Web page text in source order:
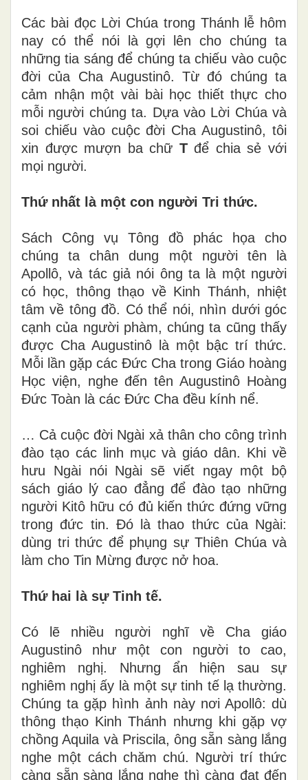
Các bài đọc Lời Chúa trong Thánh lễ hôm
nay có thể nói là gợi lên cho chúng ta
những tia sáng để chúng ta chiếu vào cuộc
đời của Cha Augustinô. Từ đó chúng ta
cảm nhận một vài bài học thiết thực cho
mỗi người chúng ta. Dựa vào Lời Chúa và
soi chiếu vào cuộc đời Cha Augustinô, tôi
xin được mượn ba chữ Tđể chia sẻ với
mọi người.
Thứ nhất là một con người Tri thức.
Sách Công vụ Tông đồ phác họa cho
chúng ta chân dung một người tên là
Apollô, và tác giả nói ông ta là một người
có học, thông thạo về Kinh Thánh, nhiệt
tâm về tông đồ. Có thể nói, nhìn dưới góc
cạnh của người phàm, chúng ta cũng thấy
được Cha Augustinô là một bậc trí thức.
Mỗi lần gặp các Đức Cha trong Giáo hoàng
Học viện, nghe đến tên Augustinô Hoàng
Đức Toàn là các Đức Cha đều kính nể.
… Cả cuộc đời Ngài xả thân cho công trình
đào tạo các linh mục và giáo dân. Khi về
hưu Ngài nói Ngài sẽ viết ngay một bộ
sách giáo lý cao đẳng để đào tạo những
người Kitô hữu có đủ kiến thức đứng vững
trong đức tin. Đó là thao thức của Ngài:
dùng tri thức để phụng sự Thiên Chúa và
làm cho Tin Mừng được nở hoa.
Thứ hai là sự Tinh tế.
Có lẽ nhiều người nghĩ về Cha giáo
Augustinô như một con người to cao,
nghiêm nghị. Nhưng ẩn hiện sau sự
nghiêm nghị ấy là một sự tinh tế lạ thường.
Chúng ta gặp hình ảnh này nơi Apollô: dù
thông thạo Kinh Thánh nhưng khi gặp vợ
chồng Aquila và Priscila, ông sẵn sàng lắng
nghe một cách chăm chú. Người trí thức
càng sẵn sàng lắng nghe thì càng đạt đến